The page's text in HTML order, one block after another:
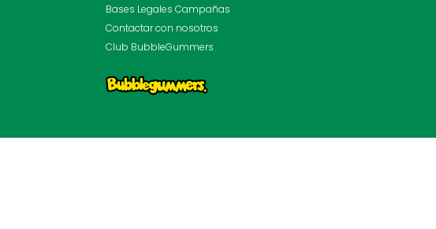
Bases Legales Campañas
Contactar con nosotros
Club BubbleGummers